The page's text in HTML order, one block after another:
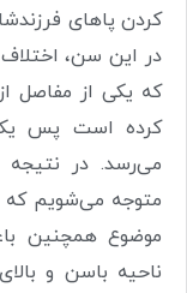
کردن پاهای
در این سن،
که یکی از مفاصل
کرده است پس یکی
می‌رسد. در نتیجه
متوجه می‌شویم که
موضوع همچنین
ناحیه باسن و